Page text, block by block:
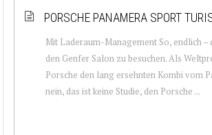
PORSCHE PANAMERA SPORT
Mit Laderaum-Management So, endlich –
den Genfer Salon zu besuchen. Als
Porsche den lang ersehnten Kombi vom
nein, das ist keine Studie, den Porsche ...